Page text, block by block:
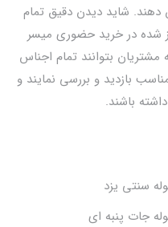
دهند. شاید دیدن دقیق تمام
شده در خرید حضوری میسر
بتوانند تمام اجناس
بازدید و بررسی نمایند و
باشند.
سنتی یزد
جات پنبه ای